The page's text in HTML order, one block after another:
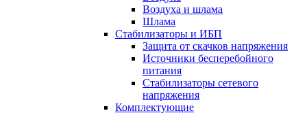
Воздуха и шлама
Шлама
Стабилизаторы и ИБП
Защита от скачков напряжения
Источники бесперебойного
питания
Стабилизаторы сетевого
напряжения
Комплектующие